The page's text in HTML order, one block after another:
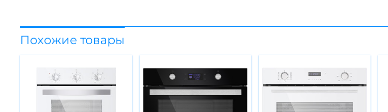
Похожие товары